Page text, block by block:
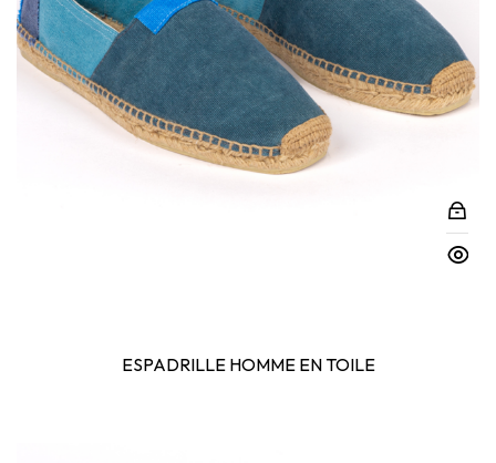
ESPADRILLE HOMME EN TOILE